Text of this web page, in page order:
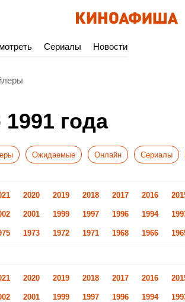
Сериалы Новости
года
Ожидаемые Онлайн Сериалы
2020 2019 2018 2017 2016
2001 1999 1997 1996 1994
1973 1972 1971 1968 1966
2020 2019 2018 2017 2016
2001 1999 1997 1996 1994